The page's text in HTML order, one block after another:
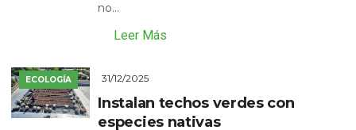
no...
Leer Más
ECOLOGÍA 31/12/2025
Instalan techos verdes con
especies nativas